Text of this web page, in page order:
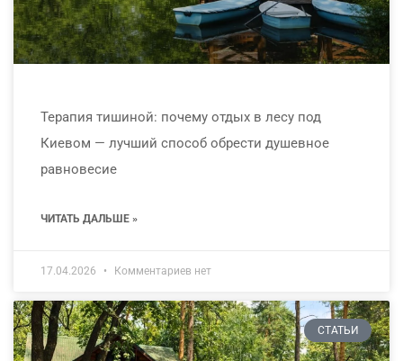
Терапия тишиной: почему отдых в лесу под
Киевом — лучший способ обрести душевное
равновесие
ЧИТАТЬ ДАЛЬШЕ »
17.04.2026 Комментариев нет
СТАТЬИ